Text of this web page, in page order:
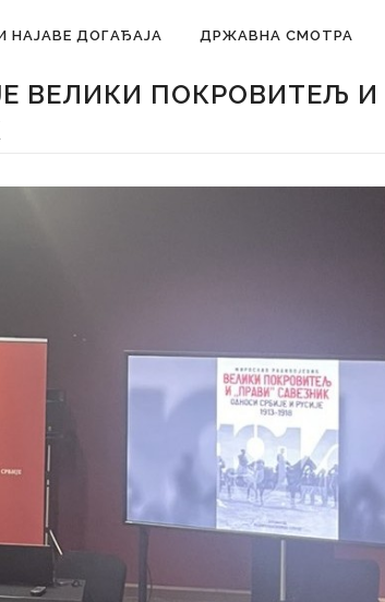
НАЈАВЕ ДОГАЂАЈА ДРЖАВНА СМОТРА
ПОКРОВИТЕЉ И